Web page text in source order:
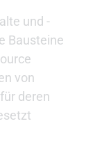
und -
Bausteine
von
deren